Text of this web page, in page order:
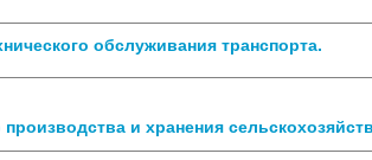
обслуживания транспорта.
и хранения